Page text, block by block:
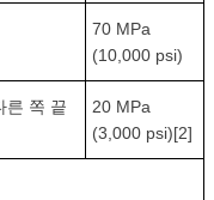
70 MPa
(10,000 psi)
른 쪽 끝
20 MPa
(3,000 psi)[2]